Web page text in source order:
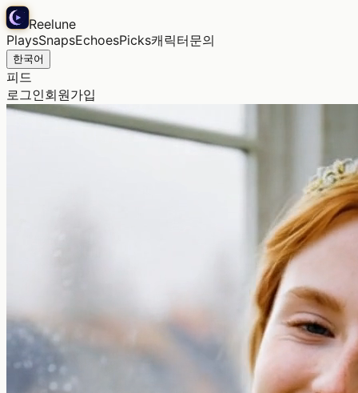
Reelune
PlaysSnapsEchoesPicks캐릭터문의
한국어
피드
로그인회원가입